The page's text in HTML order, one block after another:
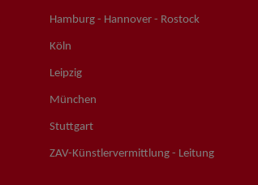
Hamburg - Hannover - Rostock
Köln
Leipzig
München
Stuttgart
ZAV-Künstlervermittlung - Leitung